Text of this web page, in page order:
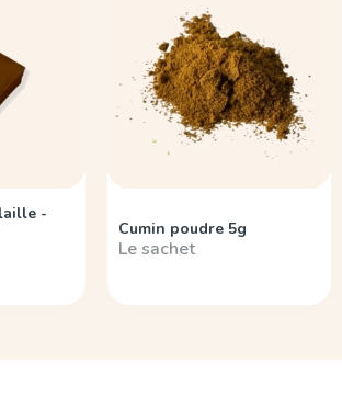
-
Cumin poudre 5g
Le sachet